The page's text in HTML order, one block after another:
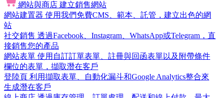
網站與商店 建立銷售網站
網站建置器 使用我們免費CMS、範本、託管，建立出色的網
站
社交銷售 透過Facebook、Instagram、WhatsApp或Telegram，直
接銷售您的產品
網站表單 使用自訂訂單表單、註冊與回函表單以及附帶條件
欄位的表單，擷取潛在客戶
登陸頁 利用擷取表單、自動化漏斗和Google Analytics整合來
生成潛在客戶